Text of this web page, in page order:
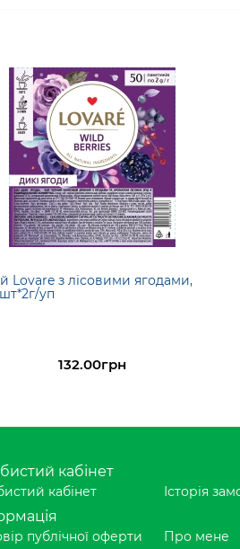
Lovare з лісовими ягодами,
уп
132.00грн
кабінет
кабінет Історія
публічної оферти Про мене